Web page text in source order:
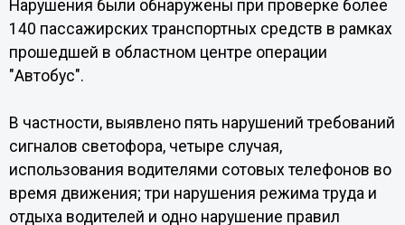
Нарушения были обнаружены при проверке более
140 пассажирских транспортных средств в рамках
прошедшей в областном центре операции
"Автобус".
В частности, выявлено пять нарушений требований
сигналов светофора, четыре случая,
использования водителями сотовых телефонов во
время движения; три нарушения режима труда и
отдыха водителей и одно нарушение правил